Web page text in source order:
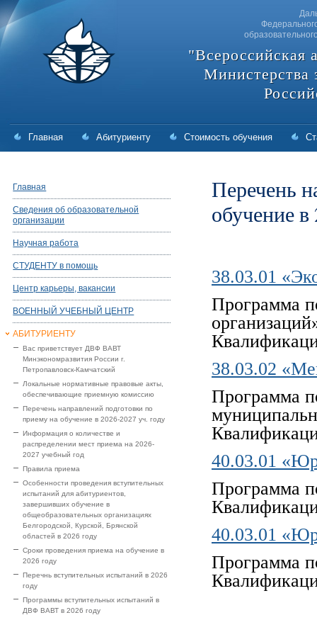
"Всероссийская
Министерства
Главная Абитуриенту Стоимость обучения
Главная
Сведения об образовательной
организации
Научная работа
СТУДЕНТУ в помощь
Центр карьеры, вакансии
ВОЕННЫЙ УЧЕБНЫЙ ЦЕНТР
АБИТУРИЕНТУ
Вас приветствует ДВФ ВАВТ
Минэкономразвития России г.
Петропавловск-Камчатский
Локальные нормативные правовые акты,
обеспечивающие приемную комиссию
Перечень направлений подготовки по
приему на обучение в 2026-2027 уч. году
Информация о количестве и
распределении мест приема на 2026-
2027 учебный год
Правила приема
Особенности проведения вступительных
испытаний для абитуриентов,
завершивших обучение в
общеобразовательных организациях
Белгородской, Курской, Брянской
областей в 2026 году
Сроки проведения приема на обучение в
2026 году
Перечнь вступительных испытаний в 2026
году
Программы вступительных испытаний в
ДВФ ВАВТ в 2026 году
Перечень
обучение
38.03.01
Программа
38.03.02
Программа
40.03.01
Программа
40.03.01
Программа